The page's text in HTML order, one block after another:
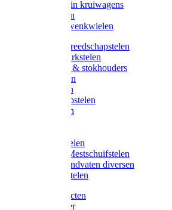
Huis en Tuin kruiwagens
Steekwagen
Bok- en Zwenkwielen
Overige gereedschapstelen
Bezem-/Harkstelen
Handvaten & stokhouders
Hamerstelen
Spadestelen
Graanschopstelen
Schopstelen
Gardena stelen
Sneeuw- /Mestschuifstelen
Stelen / Handvaten diversen
Telescoopstelen
Tuin producten
Fruitplukker